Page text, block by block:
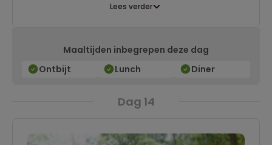
Lees verder
Maaltijden inbegrepen deze dag
Ontbijt
Lunch Diner
Dag 14